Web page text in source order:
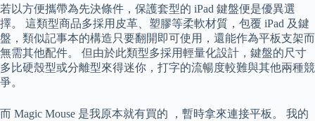
若以方便攜帶為先決條件，保護套型的 iPad 鍵盤便是優異選
擇。 這類型商品多採用皮革、塑膠等柔軟材質，包覆 iPad 及鍵
盤，類似記事本的構造只要翻開即可使用，還能作為平板支架而
無需其他配件。 但由於此類型多採用輕量化設計，鍵盤的尺寸
多比硬殼型或分離型來得迷你，打字的流暢度較難與其他兩種競
爭。
而 Magic Mouse 是我原本就有買的 ，暫時拿來連接平板。 我的